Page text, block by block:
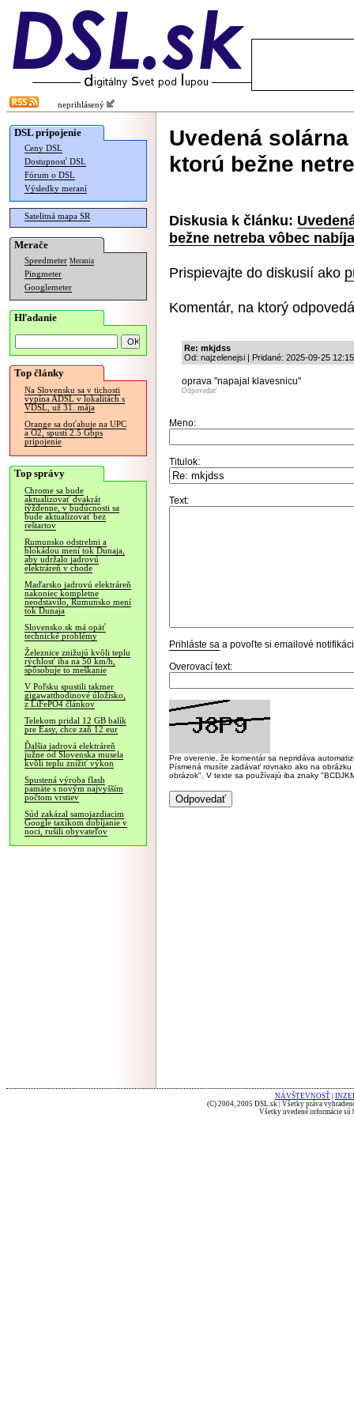
neprihlásený
DSL pripojenie
Ceny DSL
Dostupnosť DSL
Fórum o DSL
Výsledky meraní
Satelitná mapa SR
Merače
Speedmeter Merania
Pingmeter
Googlemeter
Hľadanie
Top články
Na Slovensku sa v tichosti
vypína ADSL v lokalitách s
VDSL, už 31. mája
Orange sa doťahuje na UPC
a O2, spustí 2.5 Gbps
pripojenie
Top správy
Chrome sa bude
aktualizovať dvakrát
týždenne, v budúcnosti sa
bude aktualizovať bez
reštartov
Rumunsko odstrelmi a
blokádou mení tok Dunaja,
aby udržalo jadrovú
elektráreň v chode
Maďarsko jadrovú elektráreň
nakoniec kompletne
neodstavilo, Rumunsko mení
tok Dunaja
Slovensko.sk má opäť
technické problémy
Železnice znižujú kvôli teplu
rýchlosť iba na 50 km/h,
spôsobuje to meškanie
V Poľsku spustili takmer
gigawatthodinové úložisko,
z LiFePO4 článkov
Telekom pridal 12 GB balík
pre Easy, chce zaň 12 eur
Ďalšia jadrová elektráreň
južne od Slovenska musela
kvôli teplu znížiť výkon
Spustená výroba flash
pamäte s novým najvyšším
počtom vrstiev
Súd zakázal samojazdiacim
Google taxíkom dobíjanie v
noci, rušili obyvateľov
Uvedená
ktorú bežne
Diskusia k článku:
bežne netreba vôbec
Prispievajte do diskusií ako
Komentár, na ktorý
Re: mkjdss
Od: najzelenejsi | Pridané: 2025-09-25
oprava "napajal klavesnicu"
Odpovedať
Meno:
Titulok:
Text:
Prihláste sa a povoľte si emailové
Overovací text:
Pre overenie, že komentár sa nepridáva
Písmená musíte zadávať rovnako ako na
obrázok". V texte sa používajú iba znaky
NÁVŠTEVNOSŤ
(C) 2004, 2005 DSL.sk | Všetky práva
Všetky uvedené informácie sú